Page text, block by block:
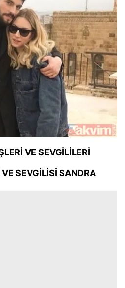
VE SEVGİLİLERİ
SEVGİLİSİ SANDRA